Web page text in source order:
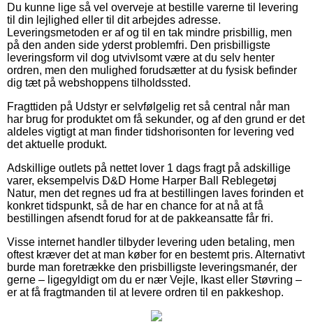
Du kunne lige så vel overveje at bestille varerne til levering
til din lejlighed eller til dit arbejdes adresse.
Leveringsmetoden er af og til en tak mindre prisbillig, men
på den anden side yderst problemfri. Den prisbilligste
leveringsform vil dog utvivlsomt være at du selv henter
ordren, men den mulighed forudsætter at du fysisk befinder
dig tæt på webshoppens tilholdssted.
Fragttiden på Udstyr er selvfølgelig ret så central når man
har brug for produktet om få sekunder, og af den grund er det
aldeles vigtigt at man finder tidshorisonten for levering ved
det aktuelle produkt.
Adskillige outlets på nettet lover 1 dags fragt på adskillige
varer, eksempelvis D&D Home Harper Ball Reblegetøj
Natur, men det regnes ud fra at bestillingen laves forinden et
konkret tidspunkt, så de har en chance for at nå at få
bestillingen afsendt forud for at de pakkeansatte får fri.
Visse internet handler tilbyder levering uden betaling, men
oftest kræver det at man køber for en bestemt pris. Alternativt
burde man foretrække den prisbilligste leveringsmanér, der
gerne – ligegyldigt om du er nær Vejle, Ikast eller Støvring –
er at få fragtmanden til at levere ordren til en pakkeshop.